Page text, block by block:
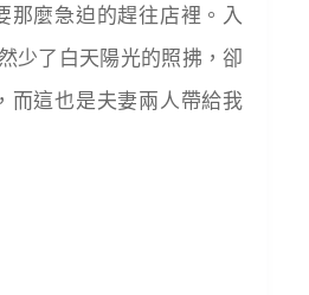
那麼急迫的趕往店裡。入
少了白天陽光的照拂，卻
而這也是夫妻兩人帶給我